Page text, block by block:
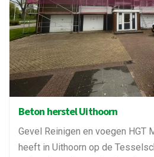
Beton herstel Uithoorn
Gevel Reinigen en voegen HGT
heeft in Uithoorn op de